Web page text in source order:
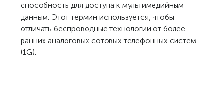
способность для доступа к мультимедийным
данным. Этот термин используется, чтобы
отличать беспроводные технологии от более
ранних аналоговых сотовых телефонных систем
(1G).